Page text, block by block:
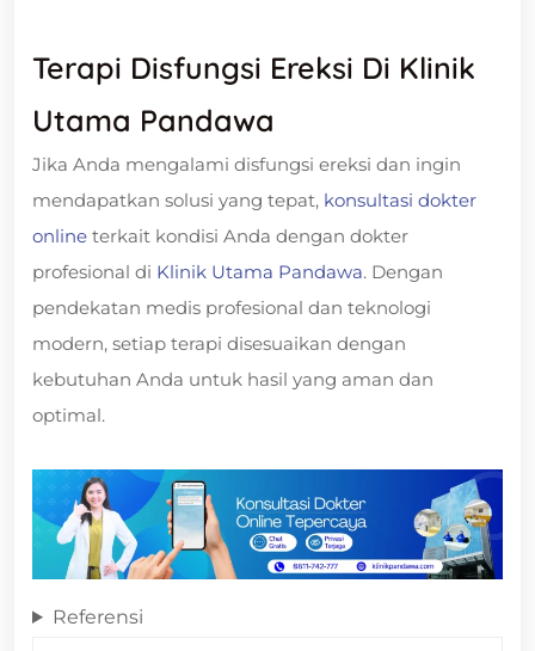
Terapi Disfungsi Ereksi Di Klinik
Utama Pandawa
Jika Anda mengalami disfungsi ereksi dan ingin
mendapatkan solusi yang tepat, konsultasi dokter
online terkait kondisi Anda dengan dokter
profesional di Klinik Utama Pandawa. Dengan
pendekatan medis profesional dan teknologi
modern, setiap terapi disesuaikan dengan
kebutuhan Anda untuk hasil yang aman dan
optimal.
Referensi